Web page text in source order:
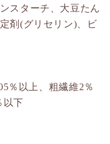
スターチ、大豆たん
剤(グリセリン)、ビ
％以上、粗繊維2％
以下